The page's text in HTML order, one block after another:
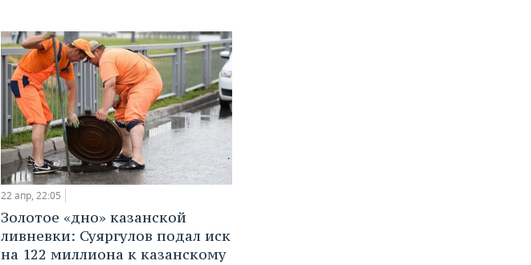
22 апр, 22:05
Золотое «дно» казанской
ливневки: Суяргулов подал иск
на 122 миллиона к казанскому